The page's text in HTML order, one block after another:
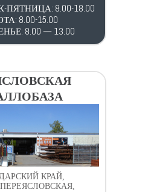
8.00-18.00
8.00-15.00
8.00 — 13.00
КРАЙ,